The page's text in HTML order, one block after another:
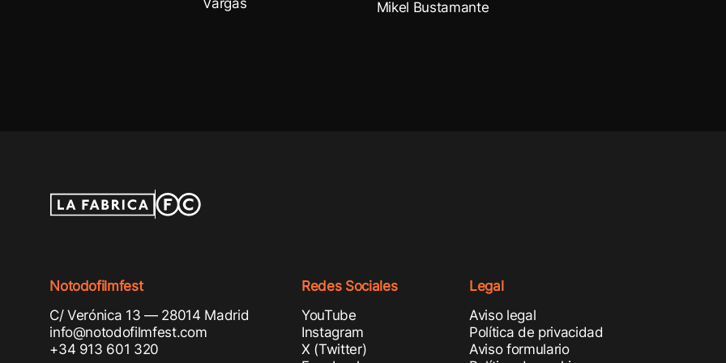
Mikel Bustamante
Notodofilmfest
C/ Verónica 13 — 28014 Madrid
info@notodofilmfest.com
+34 913 601 320
Redes Sociales
YouTube
Instagram
X (Twitter)
Legal
Aviso legal
Política de privacidad
Aviso formulario